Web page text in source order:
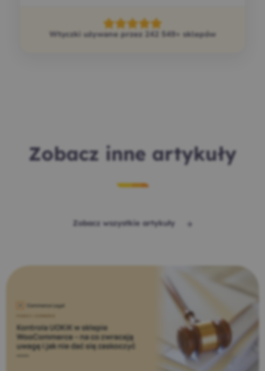
Wtyczki używane przez 242 549+ sklepów
Zobacz inne artykuły
Zobacz wszystkie artykuły